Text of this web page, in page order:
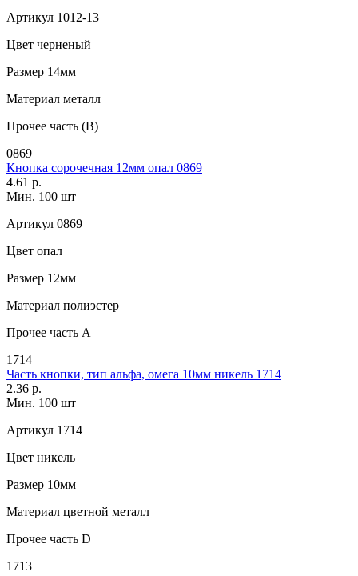
Артикул 1012-13
Цвет черненый
Размер 14мм
Материал металл
Прочее часть (В)
0869
Кнопка сорочечная 12мм опал 0869
4.61 р.
Мин. 100 шт
Артикул 0869
Цвет опал
Размер 12мм
Материал полиэстер
Прочее часть A
1714
Часть кнопки, тип альфа, омега 10мм никель 1714
2.36 р.
Мин. 100 шт
Артикул 1714
Цвет никель
Размер 10мм
Материал цветной металл
Прочее часть D
1713